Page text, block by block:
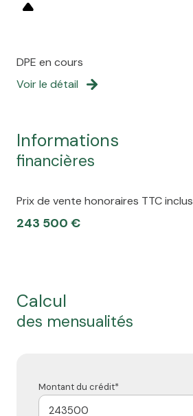
DPE en cours
Voir le détail
informations
financières
Prix de vente honoraires TTC inclus
243 500 €
calcul
des mensualités
Montant du crédit*